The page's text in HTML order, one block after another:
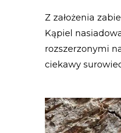
Z założenia
Kąpiel
rozszerzonymi
ciekawy